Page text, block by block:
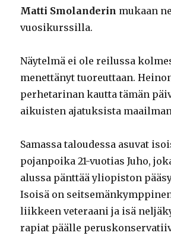
Matti Smolanderin mukaan
vuosikurssilla.
Näytelmä ei ole reilussa
menettänyt tuoreuttaan.
perhetarinan kautta tämän
aikuisten ajatuksista
Samassa taloudessa asuvat
pojanpoika 21-vuotias Juho,
alussa pänttää yliopiston
Isoisä on
liikkeen veteraani ja isä
rapiat päälle